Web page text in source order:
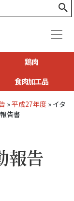
鶏肉
食肉加工品
»平成27年度 » イタ
告書
報告